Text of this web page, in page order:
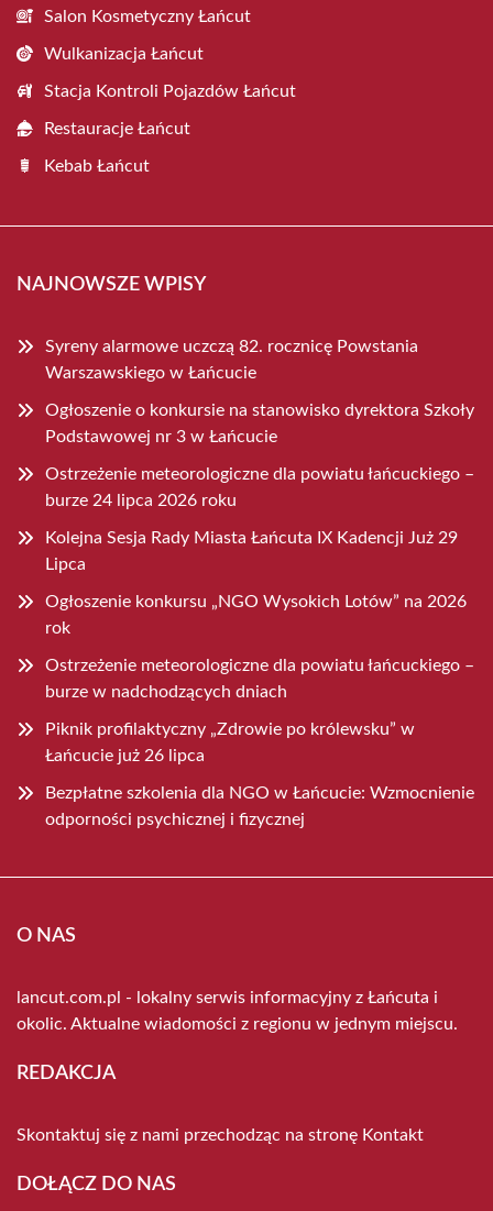
Salon Kosmetyczny Łańcut
Wulkanizacja Łańcut
Stacja Kontroli Pojazdów Łańcut
Restauracje Łańcut
Kebab Łańcut
NAJNOWSZE WPISY
Syreny alarmowe uczczą 82. rocznicę Powstania
Warszawskiego w Łańcucie
Ogłoszenie o konkursie na stanowisko dyrektora Szkoły
Podstawowej nr 3 w Łańcucie
Ostrzeżenie meteorologiczne dla powiatu łańcuckiego –
burze 24 lipca 2026 roku
Kolejna Sesja Rady Miasta Łańcuta IX Kadencji Już 29
Lipca
Ogłoszenie konkursu „NGO Wysokich Lotów” na 2026
rok
Ostrzeżenie meteorologiczne dla powiatu łańcuckiego –
burze w nadchodzących dniach
Piknik profilaktyczny „Zdrowie po królewsku” w
Łańcucie już 26 lipca
Bezpłatne szkolenia dla NGO w Łańcucie: Wzmocnienie
odporności psychicznej i fizycznej
O NAS
lancut.com.pl - lokalny serwis informacyjny z Łańcuta i
okolic. Aktualne wiadomości z regionu w jednym miejscu.
REDAKCJA
Skontaktuj się z nami przechodząc na stronę Kontakt
DOŁĄCZ DO NAS